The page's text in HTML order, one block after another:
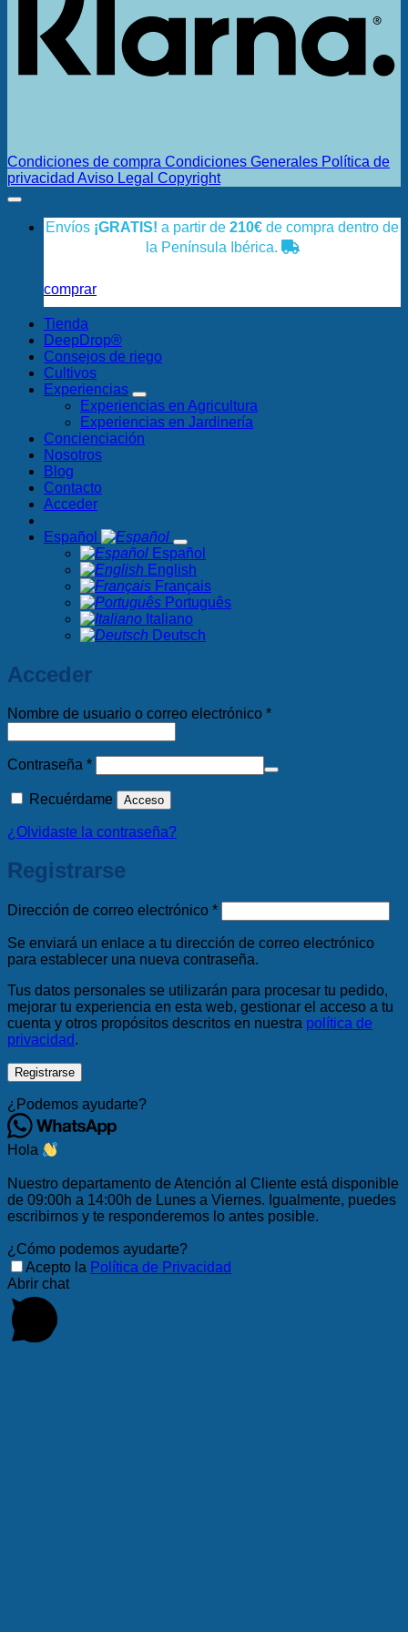
Condiciones de compra Condiciones Generales Política de
privacidad Aviso Legal Copyright
Envíos ¡GRATIS! a partir de 210€ de compra dentro de
la Península Ibérica.
comprar
Tienda
DeepDrop®
Consejos de riego
Cultivos
Experiencias
Experiencias en Agricultura
Experiencias en Jardinería
Concienciación
Nosotros
Blog
Contacto
Acceder
Español
Español
English
Français
Português
Italiano
Deutsch
Acceder
Nombre de usuario o correo electrónico *Obligatorio
Contraseña *Obligatorio
Recuérdame Acceso
¿Olvidaste la contraseña?
Registrarse
Dirección de correo electrónico *Obligatorio
Se enviará un enlace a tu dirección de correo electrónico
para establecer una nueva contraseña.
Tus datos personales se utilizarán para procesar tu pedido,
mejorar tu experiencia en esta web, gestionar el acceso a tu
cuenta y otros propósitos descritos en nuestra política de
privacidad.
Registrarse
¿Podemos ayudarte?
Hola
Nuestro departamento de Atención al Cliente está disponible
de 09:00h a 14:00h de Lunes a Viernes. Igualmente, puedes
escribirnos y te responderemos lo antes posible.
¿Cómo podemos ayudarte?
Acepto la Política de Privacidad
Abrir chat